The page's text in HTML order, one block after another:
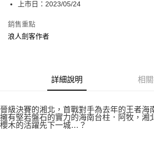
２．訂單成立數日內，您將收到繳費通知簡訊。
ATM／網路銀行／等多元方式進行付款，方視為交易完
※ 請注意：結帳手續完成當下不需立刻繳費，但若您
客戶支援中心」https://netprotections.freshdesk.com/
１．透過由恩沛科技股份有限公司提供之「AFTEE先
易，需依本服務之必要範圍內提供個人資料，並將交
權轉讓予恩沛科技股份有限公司。
每筆NT$80，滿NT$500(含以上)免運費
每筆NT$80，滿NT$500(含以上)免運費
付款後7-11取貨
上市日：2023/05/24
銷售重點
浪人劍客作者
詳細說明 相
晉級決賽的湘北，首戰對手為去年的王者海
擁有堅若盤石的實力的海南台柱．阿牧，湘
櫻木的活躍先下一城…？